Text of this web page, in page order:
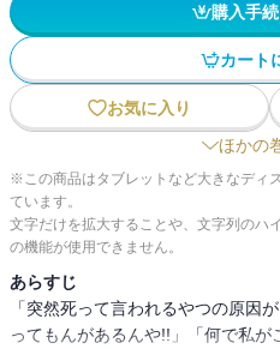
購入手
カート
お気に入り
ほかの
※この商品はタブレットなど大きなディ
ています。
文字だけを拡大することや、文字列のハ
の機能が使用できません。
あらすじ
「突然死って言われるやつの原因
ってもんがあるんや!!」「何で私